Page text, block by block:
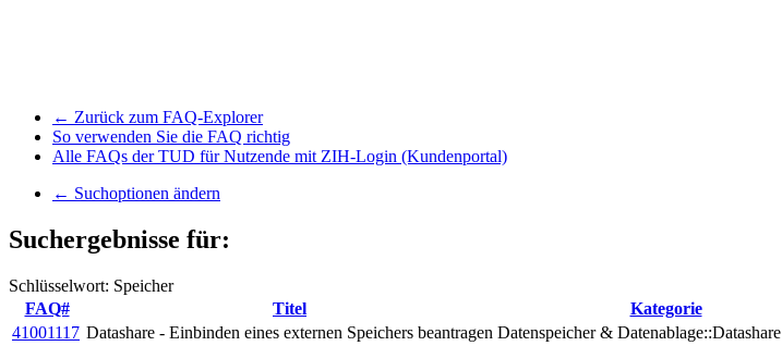
← Zurück zum FAQ-Explorer
So verwenden Sie die FAQ richtig
Alle FAQs der TUD für Nutzende mit ZIH-Login (Kundenportal)
← Suchoptionen ändern
Suchergebnisse für:
Schlüsselwort: Speicher
FAQ#
Titel Kategorie
41001117 Datashare - Einbinden eines externen Speichers beantragen Datenspeicher & Datenablage::Datashare